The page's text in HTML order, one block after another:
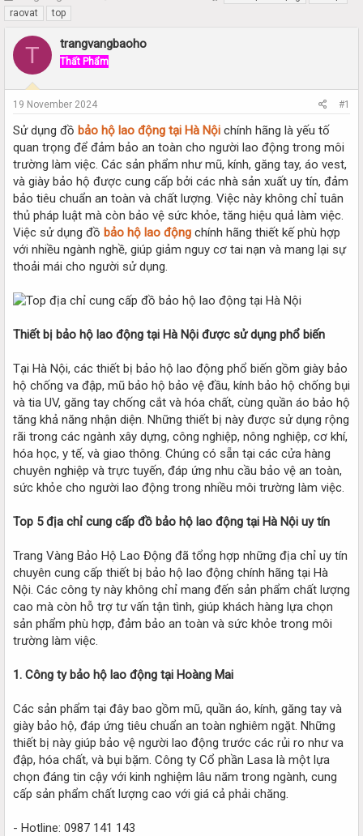
h
r
e
d
a
r
e
r
r
raovat
top
T trangvangbaoho
Thất Phẩm
19 November 2024 #1
Sử dụng đồ bảo hộ lao động tại Hà Nội chính hãng là yếu tố
quan trọng để đảm bảo an toàn cho người lao động trong môi
trường làm việc. Các sản phẩm như mũ, kính, găng tay, áo vest,
và giày bảo hộ được cung cấp bởi các nhà sản xuất uy tín, đảm
bảo tiêu chuẩn an toàn và chất lượng. Việc này không chỉ tuân
thủ pháp luật mà còn bảo vệ sức khỏe, tăng hiệu quả làm việc.
Việc sử dụng đồ bảo hộ lao động chính hãng thiết kế phù hợp
với nhiều ngành nghề, giúp giảm nguy cơ tai nạn và mang lại sự
thoải mái cho người sử dụng.
Thiết bị bảo hộ lao động tại Hà Nội được sử dụng phổ biến
Tại Hà Nội, các thiết bị bảo hộ lao động phổ biến gồm giày bảo
hộ chống va đập, mũ bảo hộ bảo vệ đầu, kính bảo hộ chống bụi
và tia UV, găng tay chống cắt và hóa chất, cùng quần áo bảo hộ
tăng khả năng nhận diện. Những thiết bị này được sử dụng rộng
rãi trong các ngành xây dựng, công nghiệp, nông nghiệp, cơ khí,
hóa học, y tế, và giao thông. Chúng có sẵn tại các cửa hàng
chuyên nghiệp và trực tuyến, đáp ứng nhu cầu bảo vệ an toàn,
sức khỏe cho người lao động trong nhiều môi trường làm việc.
Top 5 địa chỉ cung cấp đồ bảo hộ lao động tại Hà Nội uy tín
Trang Vàng Bảo Hộ Lao Động đã tổng hợp những địa chỉ uy tín
chuyên cung cấp thiết bị bảo hộ lao động chính hãng tại Hà
Nội. Các công ty này không chỉ mang đến sản phẩm chất lượng
cao mà còn hỗ trợ tư vấn tận tình, giúp khách hàng lựa chọn
sản phẩm phù hợp, đảm bảo an toàn và sức khỏe trong môi
trường làm việc.
1. Công ty bảo hộ lao động tại Hoàng Mai
Các sản phẩm tại đây bao gồm mũ, quần áo, kính, găng tay và
giày bảo hộ, đáp ứng tiêu chuẩn an toàn nghiêm ngặt. Những
thiết bị này giúp bảo vệ người lao động trước các rủi ro như va
đập, hóa chất, và bụi bặm. Công ty Cổ phần Lasa là một lựa
chọn đáng tin cậy với kinh nghiệm lâu năm trong ngành, cung
cấp sản phẩm chất lượng cao với giá cả phải chăng.
- Hotline: 0987 141 143